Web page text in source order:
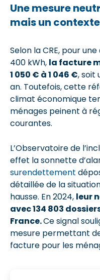
Une mesure
mais un
Selon la CRE, pour
400 kWh, la facture
1 050 € à 1 046 €, soit
an. Toutefois, cette
climat économique
ménages peinent à
courantes.
L’Observatoire de
effet la sonnette
surendettement
détaillée de la
hausse. En 2024, leur
avec 134 803
France.Ce signal
mesure permettant
facture pour les